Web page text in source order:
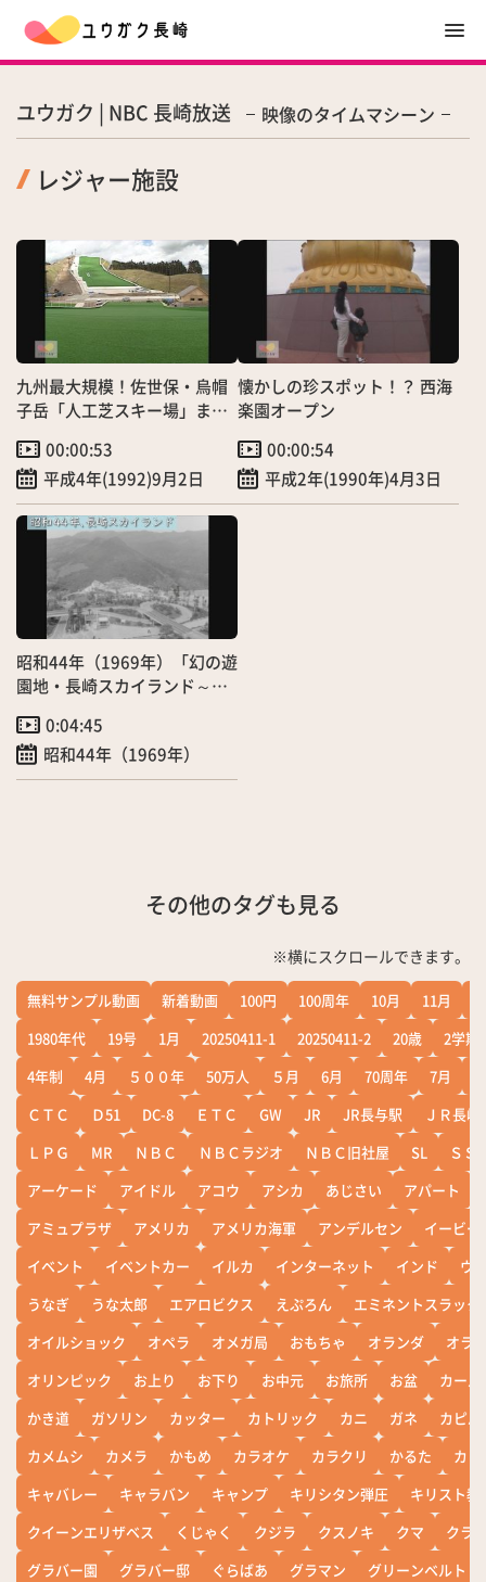
ユウガク | NBC 長崎放送 映像のタイムマシーン
レジャー施設
九州最大規模！佐世保・烏帽
子岳「人工芝スキー場」まも
00:00:53
平成4年(1992)9月2日
懐かしの珍スポット！？ 西海
楽園オープン
00:00:54
平成2年(1990年)4月3日
昭和44年（1969年）「幻の遊
園地・長崎スカイランド～夏
0:04:45
昭和44年（1969年）
その他のタグも見る
※横にスクロールできます。
無料サンプル動画 新着動画 100円 100周年 10月 11月
1980年代
19号 1月 20250411-1 20250411-2 20歳
2学期
4年制
4月 ５００年 50万人 ５月 6月 70周年 7月
ＣＴＣ
Ｄ51 DC-8 ＥＴＣ GW JR JR長与駅
ＪＲ長崎
ＬＰＧ
MR ＮＢＣ ＮＢＣラジオ ＮＢＣ旧社屋 SL
ＳＳ
アーケード
アイドル アコウ アシカ あじさい アパート
アミュプラザ
アメリカ アメリカ海軍 アンデルセン
イービー
イベント
イベントカー イルカ インターネット インド
ウ
うなぎ
うな太郎 エアロビクス えぷろん
エミネントスラック
オイルショック
オペラ オメガ局 おもちゃ オランダ
オラ
オリンピック
お上り お下り お中元 お旅所 お盆
カー
かき道
ガソリン カッター カトリック カニ ガネ
カピバ
カメムシ
カメラ かもめ カラオケ カラクリ かるた
カレ
キャバレー
キャラバン キャンプ キリシタン弾圧
キリスト教
クイーンエリザベス
くじゃく クジラ クスノキ クマ
クラ
グラバー園
グラバー邸 ぐらばあ グラマン
グリーンベルト